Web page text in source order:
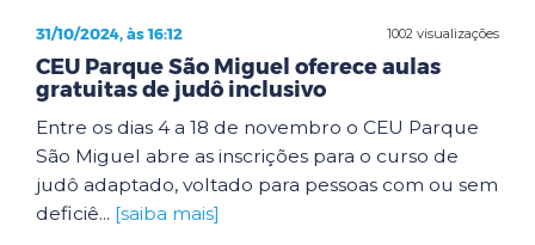
1002 visualizações
31/10/2024, às 16:12
CEU Parque São Miguel oferece aulas
gratuitas de judô inclusivo
Entre os dias 4 a 18 de novembro o CEU Parque
São Miguel abre as inscrições para o curso de
judô adaptado, voltado para pessoas com ou sem
deficiê... [saiba mais]